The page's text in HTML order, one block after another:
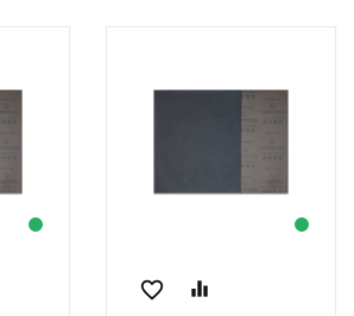
favorite_border equalizer